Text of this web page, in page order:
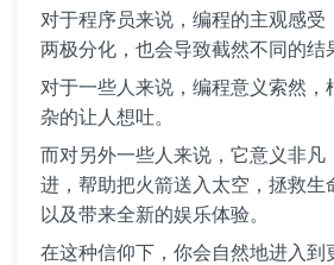
对于程序员来说，编程的主观感受
两极分化，也会导致截然不同的结
对于一些人来说，编程意义索然，
杂的让人想吐。
而对另外一些人来说，它意义非凡
进，帮助把火箭送入太空，拯救生
以及带来全新的娱乐体验。
在这种信仰下，你会自然地进入到